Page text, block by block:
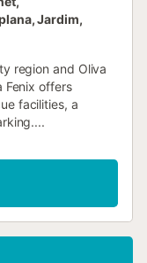
Jardim,
region and Oliva
Fenix offers
facilities, a